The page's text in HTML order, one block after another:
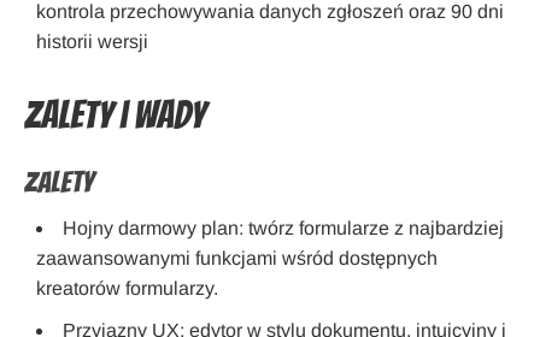
kontrola przechowywania danych zgłoszeń oraz 90 dni
historii wersji
Zalety i wady
Zalety
Hojny darmowy plan: twórz formularze z najbardziej
zaawansowanymi funkcjami wśród dostępnych
kreatorów formularzy.
Przyjazny UX: edytor w stylu dokumentu, intuicyjny i